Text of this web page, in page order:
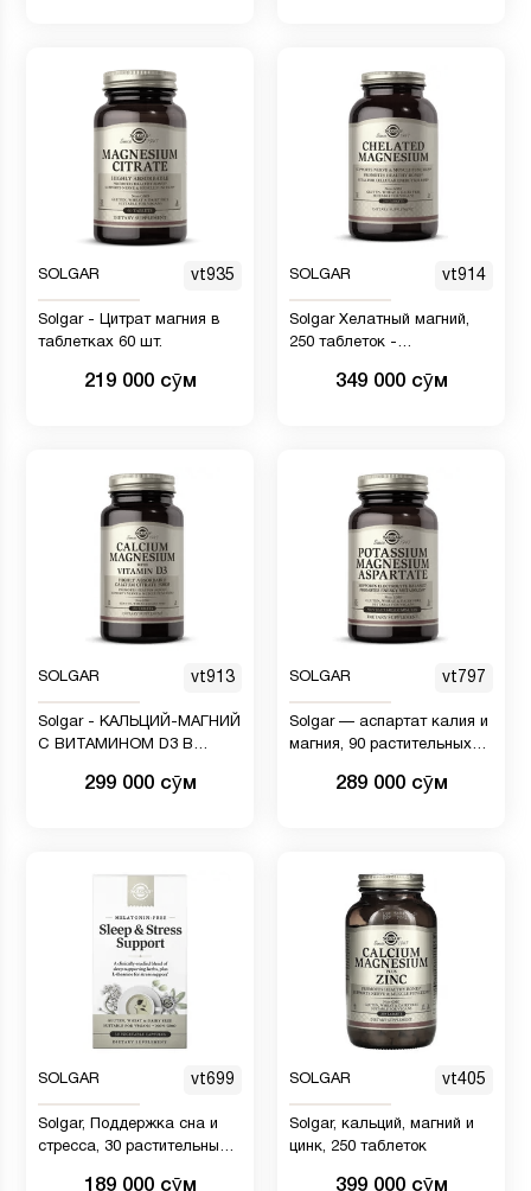
SOLGAR vt935
Solgar - Цитрат магния в
таблетках 60 шт.
219 000 сӯм
SOLGAR vt914
Solgar Хелатный магний,
250 таблеток -
мышечную функцию -
клеточной энергии - Без
ГМО, веганский, без
глютена, без молочных
продуктов
349 000 сӯм
SOLGAR vt913
Solgar - КАЛЬЦИЙ-МАГНИЙ
С ВИТАМИНОМ D3 В
299 000 сӯм
SOLGAR vt797
Solgar — аспартат калия и
магния, 90 растительных
289 000 сӯм
SOLGAR vt699
Solgar, Поддержка сна и
стресса, 30 растительных
189 000 сӯм
SOLGAR vt405
Solgar, кальций, магний и
цинк, 250 таблеток
399 000 сӯм